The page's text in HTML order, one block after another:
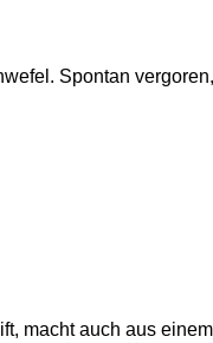
Spontan
macht auch aus